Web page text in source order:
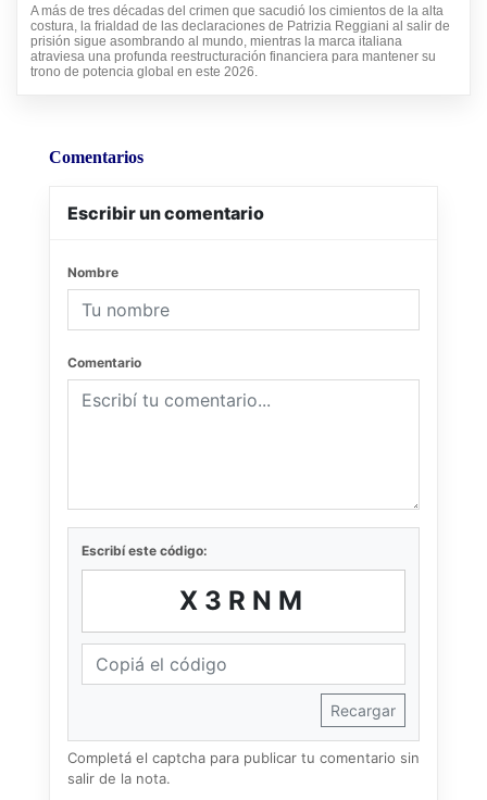
A más de tres décadas del crimen que sacudió los cimientos de la alta
costura, la frialdad de las declaraciones de Patrizia Reggiani al salir de
prisión sigue asombrando al mundo, mientras la marca italiana
atraviesa una profunda reestructuración financiera para mantener su
trono de potencia global en este 2026.
Comentarios
Escribir un comentario
Nombre
Comentario
Escribí este código:
X3RNM
Recargar
Completá el captcha para publicar tu comentario sin
salir de la nota.